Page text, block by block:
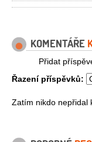
KOMENTÁŘE
Přidat
Řazení příspěvků:
Zatím nikdo nepřidal